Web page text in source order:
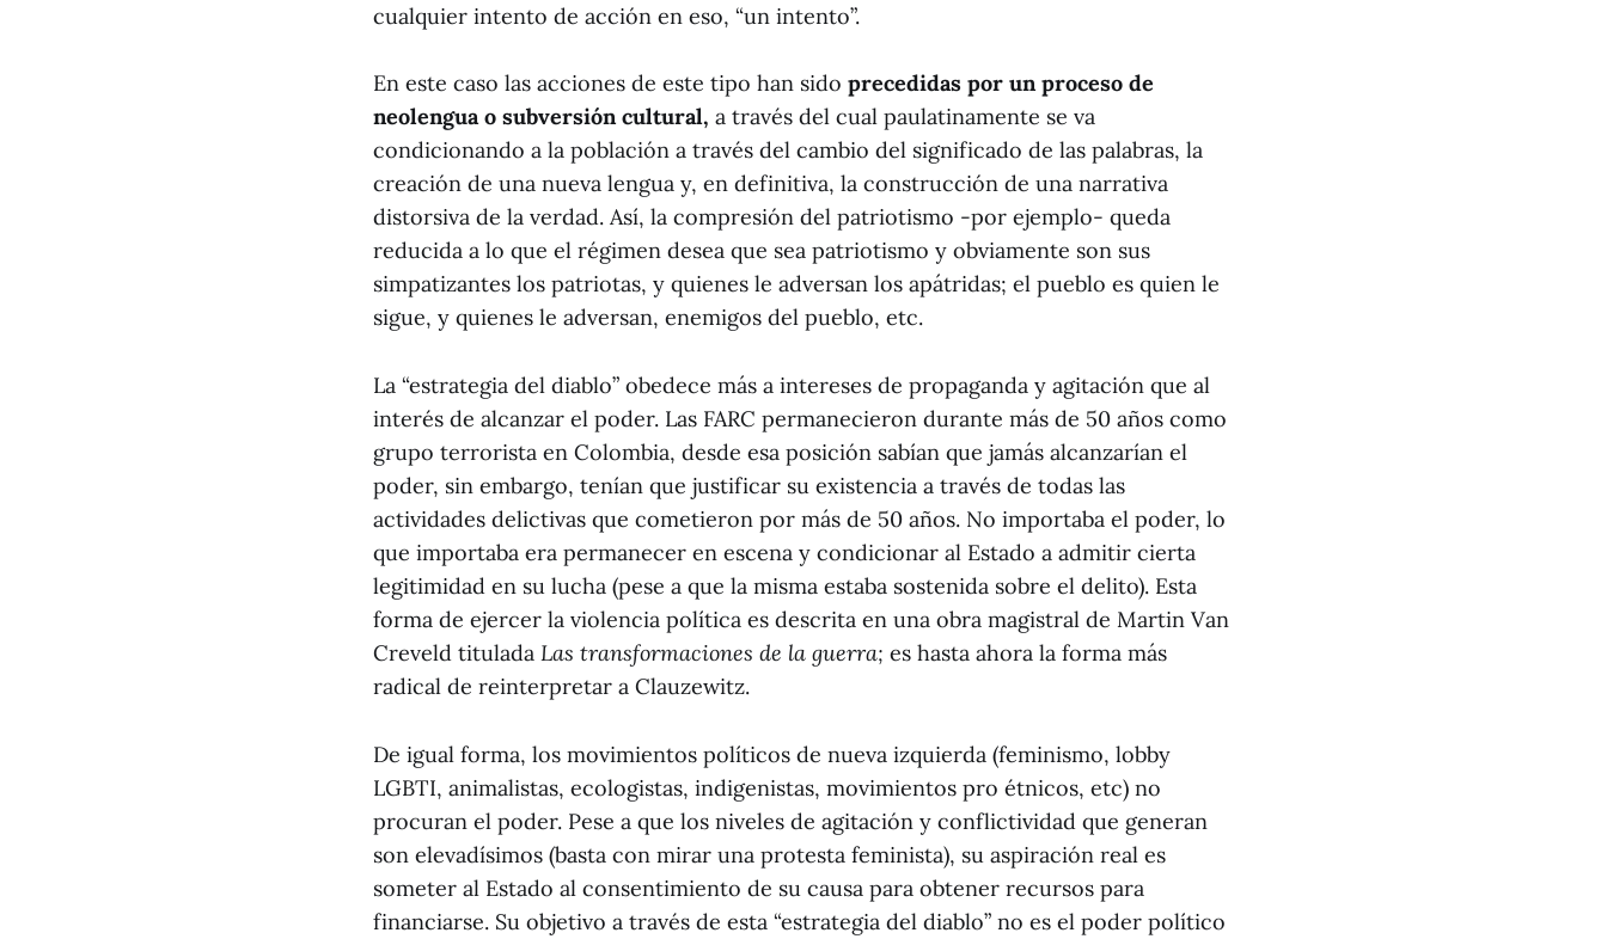
cualquier intento de acción en eso, “un intento”.
En este caso las acciones de este tipo han sido precedidas por un proceso de
neolengua o subversión cultural, a través del cual paulatinamente se va
condicionando a la población a través del cambio del significado de las palabras, la
creación de una nueva lengua y, en definitiva, la construcción de una narrativa
distorsiva de la verdad. Así, la compresión del patriotismo -por ejemplo- queda
reducida a lo que el régimen desea que sea patriotismo y obviamente son sus
simpatizantes los patriotas, y quienes le adversan los apátridas; el pueblo es quien le
sigue, y quienes le adversan, enemigos del pueblo, etc.
La “estrategia del diablo” obedece más a intereses de propaganda y agitación que al
interés de alcanzar el poder. Las FARC permanecieron durante más de 50 años como
grupo terrorista en Colombia, desde esa posición sabían que jamás alcanzarían el
poder, sin embargo, tenían que justificar su existencia a través de todas las
actividades delictivas que cometieron por más de 50 años. No importaba el poder, lo
que importaba era permanecer en escena y condicionar al Estado a admitir cierta
legitimidad en su lucha (pese a que la misma estaba sostenida sobre el delito). Esta
forma de ejercer la violencia política es descrita en una obra magistral de Martin Van
Creveld titulada Las transformaciones de la guerra; es hasta ahora la forma más
radical de reinterpretar a Clauzewitz.
De igual forma, los movimientos políticos de nueva izquierda (feminismo, lobby
LGBTI, animalistas, ecologistas, indigenistas, movimientos pro étnicos, etc) no
procuran el poder. Pese a que los niveles de agitación y conflictividad que generan
son elevadísimos (basta con mirar una protesta feminista), su aspiración real es
someter al Estado al consentimiento de su causa para obtener recursos para
financiarse. Su objetivo a través de esta “estrategia del diablo” no es el poder político